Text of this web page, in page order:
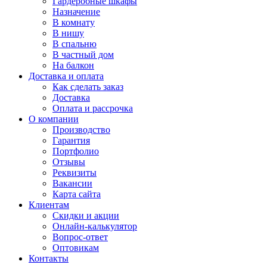
Назначение
В комнату
В нишу
В спальню
В частный дом
На балкон
Доставка и оплата
Как сделать заказ
Доставка
Оплата и рассрочка
О компании
Производство
Гарантия
Портфолио
Отзывы
Реквизиты
Вакансии
Карта сайта
Клиентам
Скидки и акции
Онлайн-калькулятор
Вопрос-ответ
Оптовикам
Контакты